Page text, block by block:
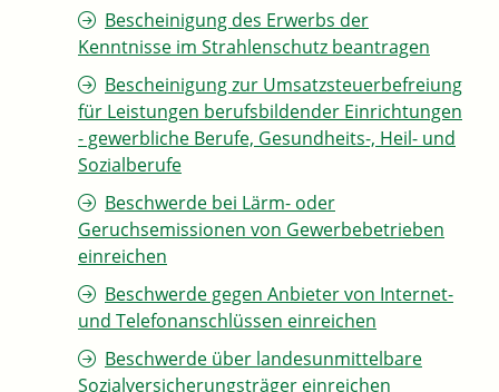
Bescheinigung des Erwerbs der
Kenntnisse im Strahlenschutz beantragen
Bescheinigung zur Umsatzsteuerbefreiung
für Leistungen berufsbildender Einrichtungen
- gewerbliche Berufe, Gesundheits-, Heil- und
Sozialberufe
Beschwerde bei Lärm- oder
Geruchsemissionen von Gewerbebetrieben
einreichen
Beschwerde gegen Anbieter von Internet-
und Telefonanschlüssen einreichen
Beschwerde über landesunmittelbare
Sozialversicherungsträger einreichen